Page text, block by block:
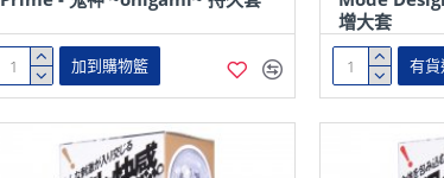
加到購物籃
增大套
有貨